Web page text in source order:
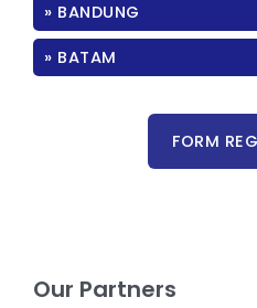
» BANDUNG
» BATAM
Our Partners